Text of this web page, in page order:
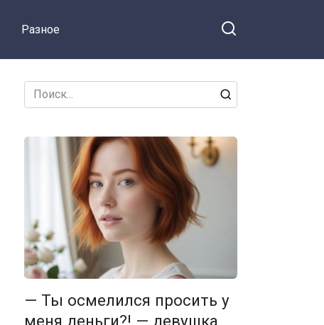
Разное
Search
for:
— Ты осмелился просить у
меня деньги?! — девушка